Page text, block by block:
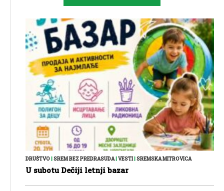
DRUŠTVO|SREM BEZ PREDRASUDA|VESTI|SREMSKA MITROVICA
U subotu Dečiji letnji bazar